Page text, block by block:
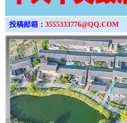
投稿邮箱： 3555333776@QQ.COM